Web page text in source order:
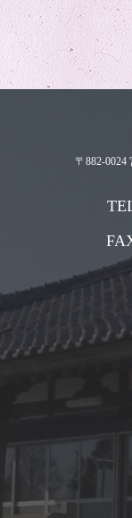
〒882-0024